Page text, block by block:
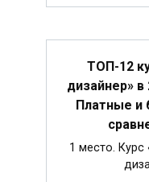
ТОП-12
дизайнер» в
Платные и
1 место.